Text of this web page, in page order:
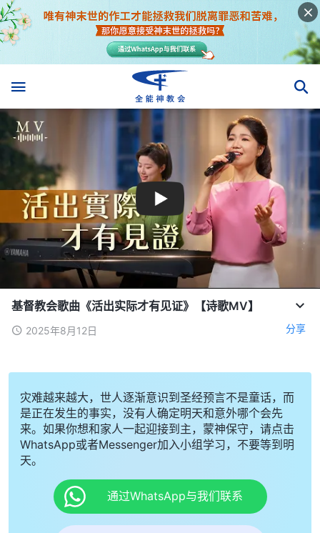
基督教会歌曲《活出实际才有见证》【诗歌MV】
2025年8月12日 分享
灾难越来越大，世人逐渐意识到圣经预言不是童话，而
是正在发生的事实，没有人确定明天和意外哪个会先
来。如果你想和家人一起迎接到主，蒙神保守，请点击
WhatsApp或者Messenger加入小组学习，不要等到明
天。
通过WhatsApp与我们联系